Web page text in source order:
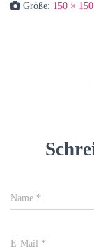
Größe: 150 × 150
Name *
E-Mail *